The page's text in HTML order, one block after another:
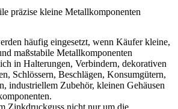
präzise kleine Metallkomponenten
häufig eingesetzt, wenn Käufer kleine,
maßstabile Metallkomponenten
in Halterungen, Verbindern, dekorativen
Schlössern, Beschlägen, Konsumgütern,
industriellem Zubehör, kleinen Gehäusen
Zinkdruckguss nicht nur um die